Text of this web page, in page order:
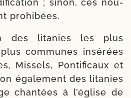
; sinon, ces nou­
prohibées.
des lita­nies les plus
com­munes insé­rées
Missels, Pontificaux et
éga­le­ment des lita­nies
chan­tées à l’é­glise de